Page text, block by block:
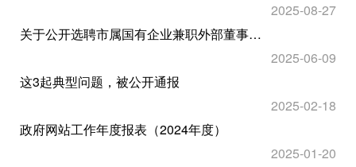
2025-08-27
关于公开选聘市属国有企业兼职外部董事人选的公告
2025-06-09
这3起典型问题，被公开通报
2025-02-18
政府网站工作年度报表（2024年度）
2025-01-20